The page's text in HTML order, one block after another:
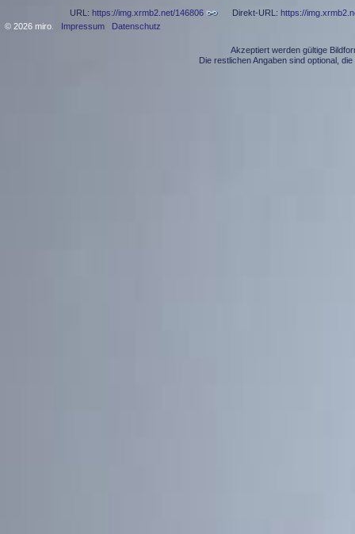
URL: https://img.xrmb2.net/146806 Direkt-URL: https://
© 2026 miro. Impressum Datenschutz
Akzeptiert werden gültige
Die restlichen Angaben sind optional,